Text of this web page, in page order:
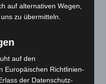
21 neue
auf alternativen Wegen,
zu übermitteln.
auf den
Europäischen Richtlinien-
der Datenschutz-